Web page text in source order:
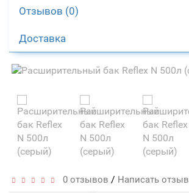
Отзывов (0)
Доставка
0 отзывов / Написать отзыв